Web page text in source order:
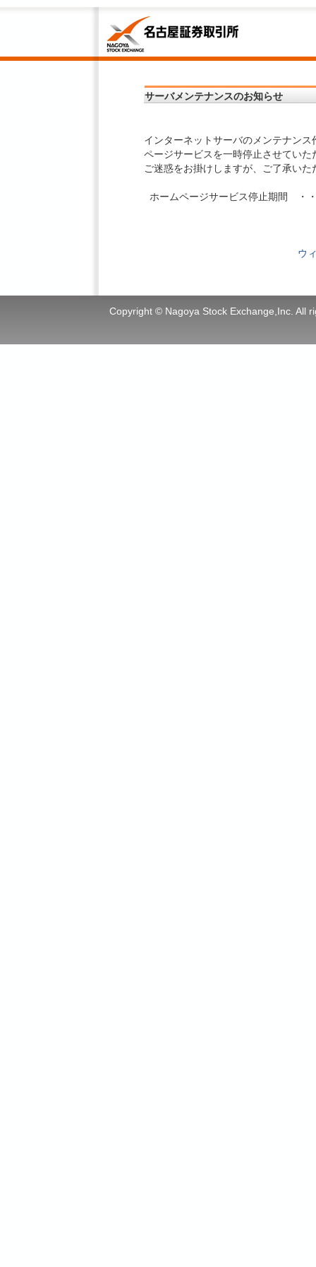
サーバメンテナンスのお知らせ
インターネットサーバのメンテナン
ページサービスを一時停止させていた
ご迷惑をお掛けしますが、ご了承い
ホームページサービス停止期間 ・
ウ
Copyright © Nagoya Stock Exchange,Inc. All